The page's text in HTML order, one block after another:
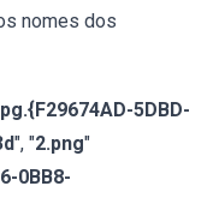
nomes dos
5DBD-
", "2.png"
0BB8-